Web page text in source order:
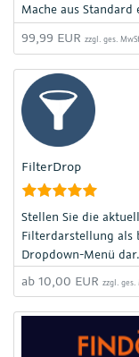
Mache aus Standard
99,99 EUR zzgl. ges.
FilterDrop
Stellen Sie die
Filterdarstellung als
Dropdown-Menü dar.
ab 10,00 EUR zzgl. ges.